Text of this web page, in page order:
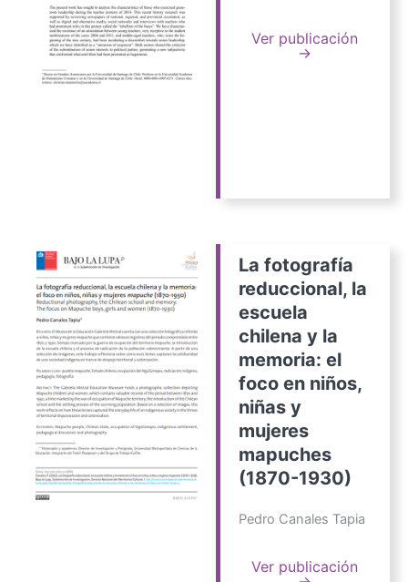
Ver publicación
→
La fotografía
reduccional, la
escuela
chilena y la
memoria: el
foco en niños,
niñas y
mujeres
mapuches
(1870-1930)
Pedro Canales Tapia
Ver publicación